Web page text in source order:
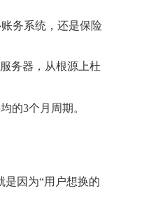
务系统，还是保险
务器，从根源上杜
的3个月周期。
是因为“用户想换的